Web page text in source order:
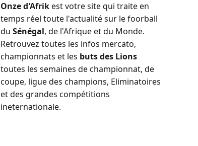
Onze d'Afrikest votre site qui traite en
temps réel toute l'actualité sur le foorball
du Sénégal, de l'Afrique et du Monde.
Retrouvez toutes les infos mercato,
championnats et les buts des Lions
toutes les semaines de championnat, de
coupe, ligue des champions, Eliminatoires
et des grandes compétitions
ineternationale.